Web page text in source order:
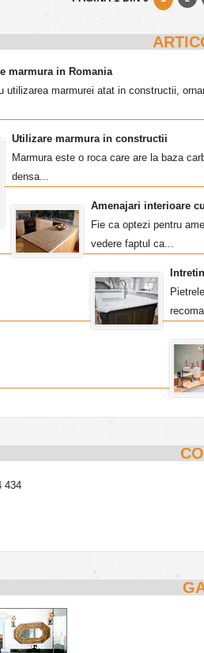
marmura in Romania
utilizarea marmurei atat in constructii,
Utilizare marmura in constructii
Marmura este o roca care are la baza
densa...
Amenajari interioare
Fie ca optezi pentru
vedere faptul ca...
434